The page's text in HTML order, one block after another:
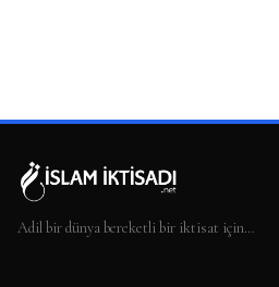
Adil bir dünya bereketli bir iktisat için…